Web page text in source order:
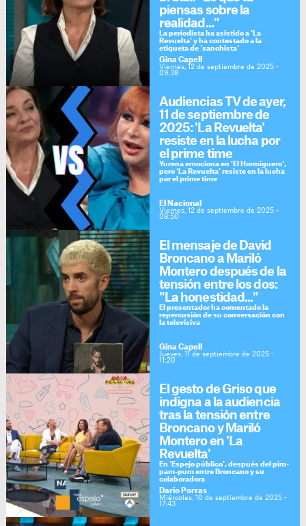
piensas sobre la
realidad..."
La periodista ha asistido a 'La
Revuelta' y ha contestado a la
etiqueta de 'sanchista'
Gina Capell
Viernes, 12 de septiembre de 2025 -
09:38
Audiencias TV de ayer,
11 de septiembre de
2025: 'La Revuelta'
resiste en la lucha por
el prime time
Yurena emociona en 'El Hormiguero',
pero 'La Revuelta' resiste en la lucha
por el prime time
El Nacional
Viernes, 12 de septiembre de 2025 -
08:50
El mensaje de David
Broncano a Mariló
Montero después de la
tensión entre los dos:
"La honestidad..."
El presentador ha comentado la
repercusión de su conversación con
la televisiva
Gina Capell
Jueves, 11 de septiembre de 2025 -
11:20
El gesto de Griso que
indigna a la audiencia
tras la tensión entre
Broncano y Mariló
Montero en 'La
Revuelta'
En 'Espejo público', después del pim-
pam-pum entre Broncano y su
colaboradora
Darío Porras
Miércoles, 10 de septiembre de 2025 -
17:43